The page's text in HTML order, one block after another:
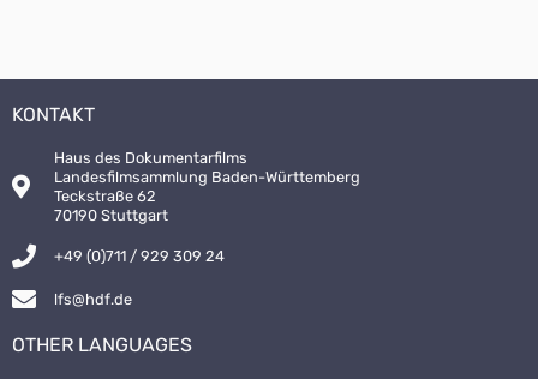
KONTAKT
Haus des Dokumentarfilms
Landesfilmsammlung Baden-Württemberg
Teckstraße 62
70190 Stuttgart
+49 (0)711 / 929 309 24
lfs@hdf.de
OTHER LANGUAGES